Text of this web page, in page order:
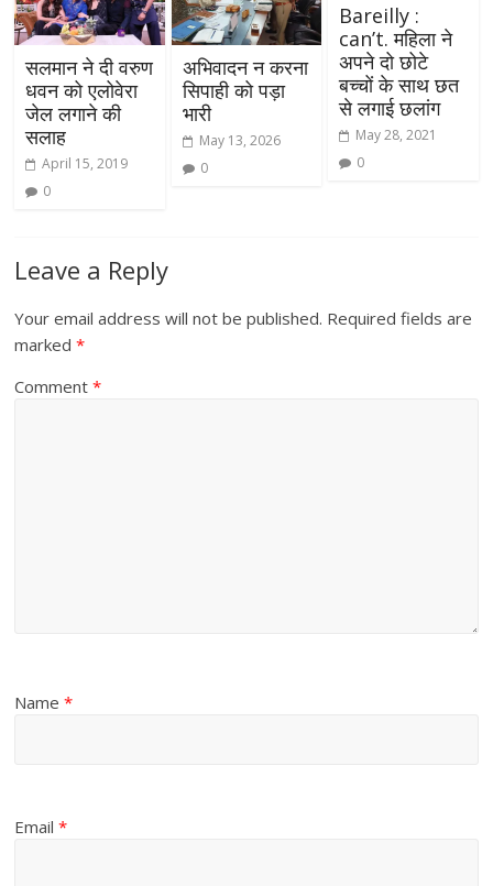
सलमान ने दी वरुण
धवन को एलोवेरा
जेल लगाने की
सलाह
April 15, 2019
0
अभिवादन न करना
सिपाही को पड़ा
भारी
May 13, 2026
0
Bareilly :
can’t. महिला ने
अपने दो छोटे
बच्चों के साथ छत
से लगाई छलांग
May 28, 2021
0
Leave a Reply
Your email address will not be published. Required fields are
marked*
Comment*
Name*
Email*